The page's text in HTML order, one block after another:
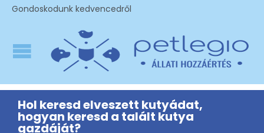
Gondoskodunk kedvencedről
Hol keresd elveszett kutyádat,
hogyan keresd a talált kutya
gazdáját?